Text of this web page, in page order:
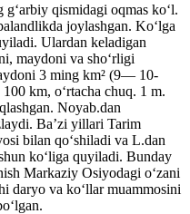
qismidagi oqmas koʻl.
joylashgan. Koʻlga
Ulardan keladigan
maydoni va shoʻrligi
3 ming km² (9— 10-
km, oʻrtacha chuq. 1 m.
Noyab.dan
Baʼzi yillari Tarim
bilan qoʻshiladi va L.dan
koʻliga quyiladi. Bunday
Markaziy Osiyodagi oʻzani
daryo va koʻllar muammosini